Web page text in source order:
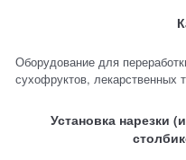
Оборудование для
сухофруктов, лекарственных
Установка нарезки